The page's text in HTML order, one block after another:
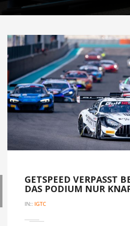
GETSPEED VERPASST
DAS PODIUM NUR
IN:: IGTC